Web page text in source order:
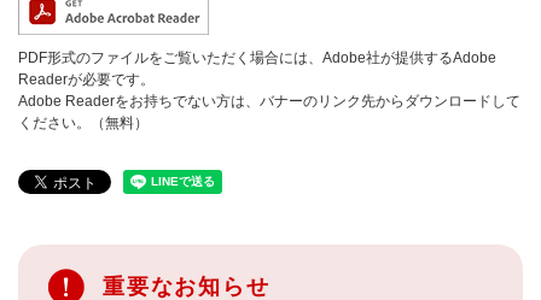
PDF形式のファイルをご覧いただく場合には、Adobe社が提供するAdobe
Readerが必要です。
Adobe Readerをお持ちでない方は、バナーのリンク先からダウンロードして
ください。（無料）
重要なお知らせ